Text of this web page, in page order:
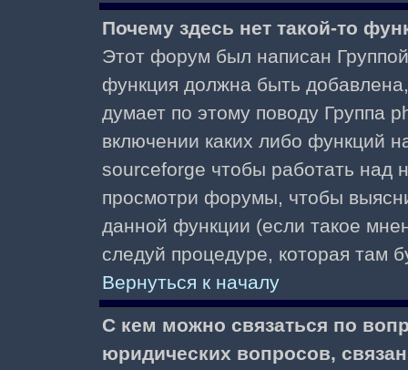
Почему здесь нет такой-то
Этот форум был написан
функция должна быть
думает по этому поводу Группа
включении каких либо функций
sourceforge чтобы работать над
просмотри форумы, чтобы
данной функции (если такое
следуй процедуре, которая там
Вернуться к началу
С кем можно связаться по
юридических вопросов,